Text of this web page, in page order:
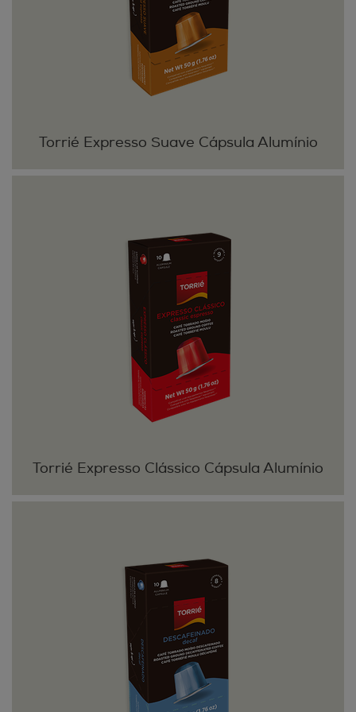
Torrié Expresso Suave Cápsula Alumínio
Torrié Expresso Clássico Cápsula Alumínio